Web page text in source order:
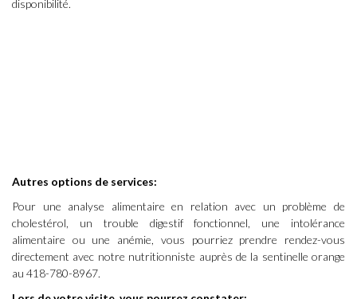
disponibilité.
Autres options de services:
Pour une analyse alimentaire en relation avec un problème de
cholestérol, un trouble digestif fonctionnel, une intolérance
alimentaire ou une anémie, vous pourriez prendre rendez-vous
directement avec notre nutritionniste auprès de la sentinelle orange
au 418-780-8967.